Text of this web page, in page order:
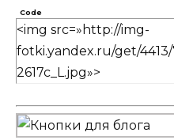
Code
<img src=»http://img-
fotki.yandex.ru/get/4413/
2617c_L.jpg»>